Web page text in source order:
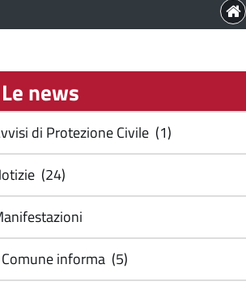
Le news
di Protezione Civile (1)
(24)
informa (5)